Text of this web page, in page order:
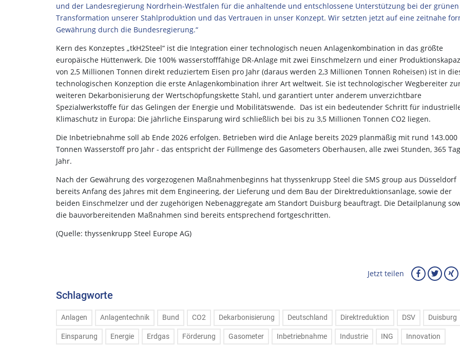
und der Landesregierung Nordrhein-Westfalen für die anhaltende und entschlossene Unterstützung bei der grünen
Transformation unserer Stahlproduktion und das Vertrauen in unser Konzept. Wir setzten jetzt auf eine zeitnahe
Gewährung durch die Bundesregierung.“
Kern des Konzeptes „tkH2Steel“ ist die Integration einer technologisch neuen Anlagenkombination in das größte
europäische Hüttenwerk. Die 100% wasserstofffähige DR-Anlage mit zwei Einschmelzern und einer
von 2,5 Millionen Tonnen direkt reduziertem Eisen pro Jahr (daraus werden 2,3 Millionen Tonnen Roheisen) ist in
technologischen Konzeption die erste Anlagenkombination ihrer Art weltweit. Sie ist technologischer Wegbereiter
weiteren Dekarbonisierung der Wertschöpfungskette Stahl, und garantiert unter anderem unverzichtbare
Spezialwerkstoffe für das Gelingen der Energie und Mobilitätswende. Das ist ein bedeutender Schritt für
Klimaschutz in Europa: Die jährliche Einsparung wird schließlich bei bis zu 3,5 Millionen Tonnen CO2 liegen.
Die Inbetriebnahme soll ab Ende 2026 erfolgen. Betrieben wird die Anlage bereits 2029 planmäßig mit rund 143.000
Tonnen Wasserstoff pro Jahr - das entspricht der Füllmenge des Gasometers Oberhausen, alle zwei Stunden, 365
Jahr.
Nach der Gewährung des vorgezogenen Maßnahmenbeginns hat thyssenkrupp Steel die SMS group aus Düsseldorf
bereits Anfang des Jahres mit dem Engineering, der Lieferung und dem Bau der Direktreduktionsanlage, sowie der
beiden Einschmelzer und der zugehörigen Nebenaggregate am Standort Duisburg beauftragt. Die Detailplanung
die bauvorbereitenden Maßnahmen sind bereits entsprechend fortgeschritten.
(Quelle: thyssenkrupp Steel Europe AG)
Jetzt teilen
Schlagworte
Anlagen Anlagentechnik Bund CO2 Dekarbonisierung Deutschland Direktreduktion DSV Duisburg
Einsparung Energie Erdgas Förderung Gasometer Inbetriebnahme Industrie ING Innovation